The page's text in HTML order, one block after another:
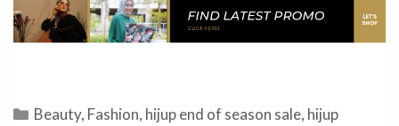
Categories
Beauty, Fashion, hijup end of season sale, hijup